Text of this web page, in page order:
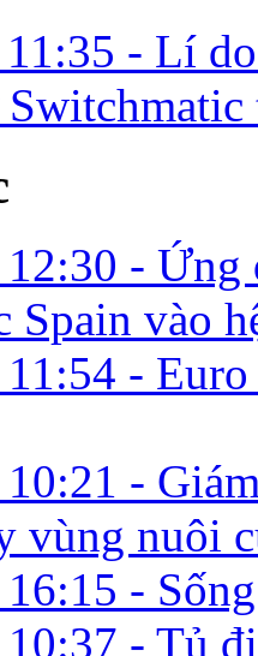
- Lí
- Ứng
Spain vào
-
-
vùng nuôi
-
- Tủ